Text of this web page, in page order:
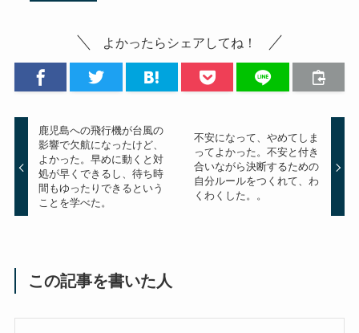
よかったらシェアしてね！
鹿児島への飛行機が台風の
影響で欠航になったけど、
よかった。早めに動くと対
処が早くできるし、待ち時
間もゆったりできるという
ことを学べた。
不安になって、やめてしま
ってよかった。不安と付き
合いながら決断するための
自分ルールをつくれて、わ
くわくした。。
この記事を書いた人